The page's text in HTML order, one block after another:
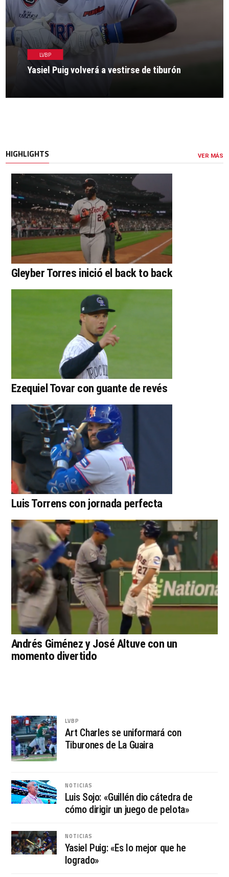
LVBP
Yasiel Puig volverá a vestirse de tiburón
HIGHLIGHTS VER MÁS
Gleyber Torres inició el back to back
Ezequiel Tovar con guante de revés
Luis Torrens con jornada perfecta
Andrés Giménez y José Altuve con un
momento divertido
LVBP
Art Charles se uniformará con
Tiburones de La Guaira
NOTICIAS
Luis Sojo: «Guillén dio cátedra de
cómo dirigir un juego de pelota»
NOTICIAS
Yasiel Puig: «Es lo mejor que he
logrado»